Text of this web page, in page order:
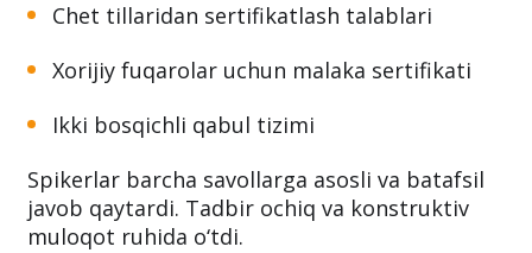
Chet tillaridan sertifikatlash talablari
Xorijiy fuqarolar uchun malaka sertifikati
Ikki bosqichli qabul tizimi
Spikerlar barcha savollarga asosli va batafsil
javob qaytardi. Tadbir ochiq va konstruktiv
muloqot ruhida o‘tdi.